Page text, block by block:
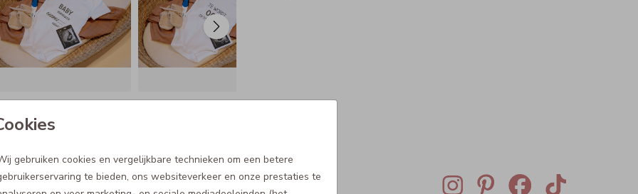
gebruiken cookies en vergelijkbare technieken om een betere
te bieden, ons websiteverkeer en onze prestaties te